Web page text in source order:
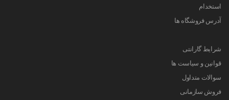
استخدام
آدرس فروشگاه ها
شرایط گارانتی
قوانین و سیاست ها
سوالات متداول
فروش سازمانی